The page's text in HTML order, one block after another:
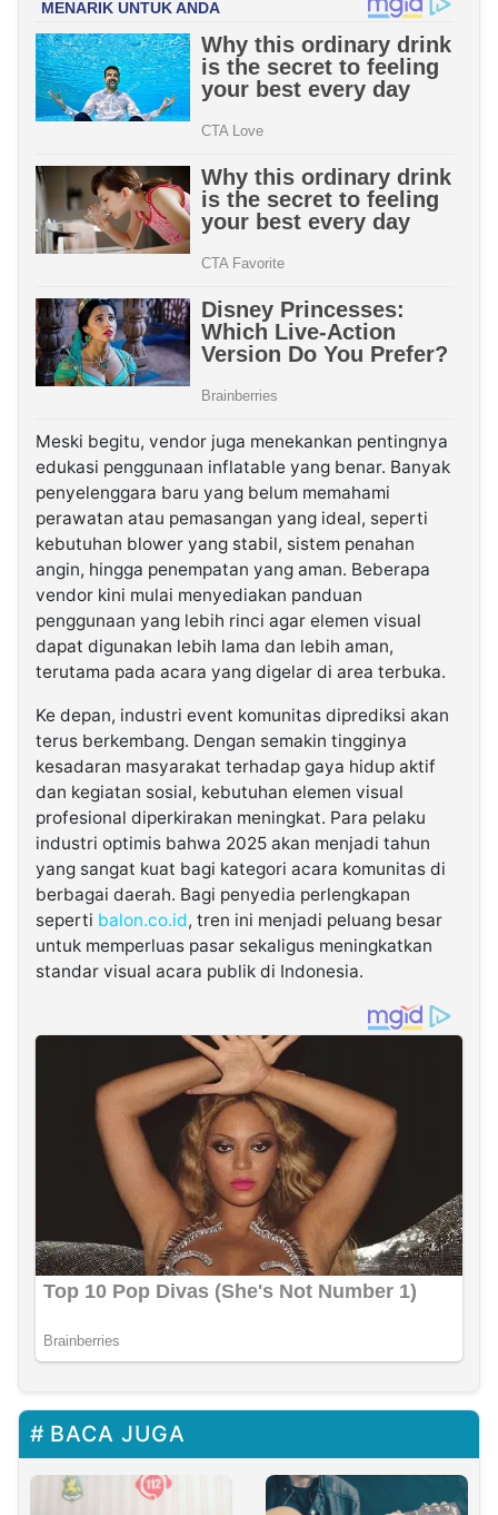
Meski begitu, vendor juga menekankan pentingnya
edukasi penggunaan inflatable yang benar. Banyak
penyelenggara baru yang belum memahami
perawatan atau pemasangan yang ideal, seperti
kebutuhan blower yang stabil, sistem penahan
angin, hingga penempatan yang aman. Beberapa
vendor kini mulai menyediakan panduan
penggunaan yang lebih rinci agar elemen visual
dapat digunakan lebih lama dan lebih aman,
terutama pada acara yang digelar di area terbuka.
Ke depan, industri event komunitas diprediksi akan
terus berkembang. Dengan semakin tingginya
kesadaran masyarakat terhadap gaya hidup aktif
dan kegiatan sosial, kebutuhan elemen visual
profesional diperkirakan meningkat. Para pelaku
industri optimis bahwa 2025 akan menjadi tahun
yang sangat kuat bagi kategori acara komunitas di
berbagai daerah. Bagi penyedia perlengkapan
seperti balon.co.id, tren ini menjadi peluang besar
untuk memperluas pasar sekaligus meningkatkan
standar visual acara publik di Indonesia.
BACA JUGA